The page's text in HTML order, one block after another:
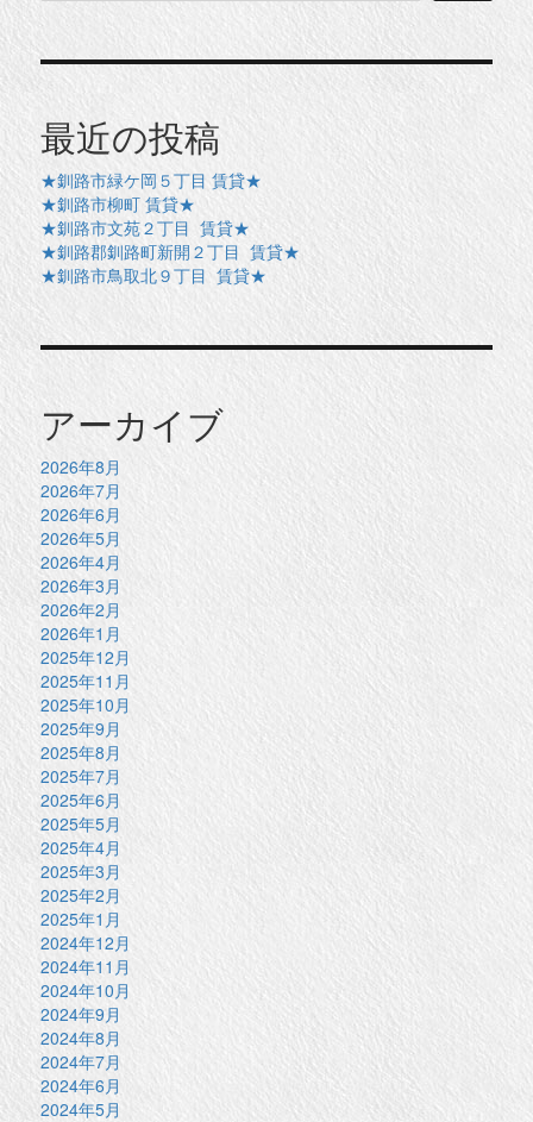
最近の投稿
★釧路市緑ケ岡５丁目 賃貸★
★釧路市柳町 賃貸★
★釧路市文苑２丁目 賃貸★
★釧路郡釧路町新開２丁目 賃貸★
★釧路市鳥取北９丁目 賃貸★
アーカイブ
2026年8月
2026年7月
2026年6月
2026年5月
2026年4月
2026年3月
2026年2月
2026年1月
2025年12月
2025年11月
2025年10月
2025年9月
2025年8月
2025年7月
2025年6月
2025年5月
2025年4月
2025年3月
2025年2月
2025年1月
2024年12月
2024年11月
2024年10月
2024年9月
2024年8月
2024年7月
2024年6月
2024年5月